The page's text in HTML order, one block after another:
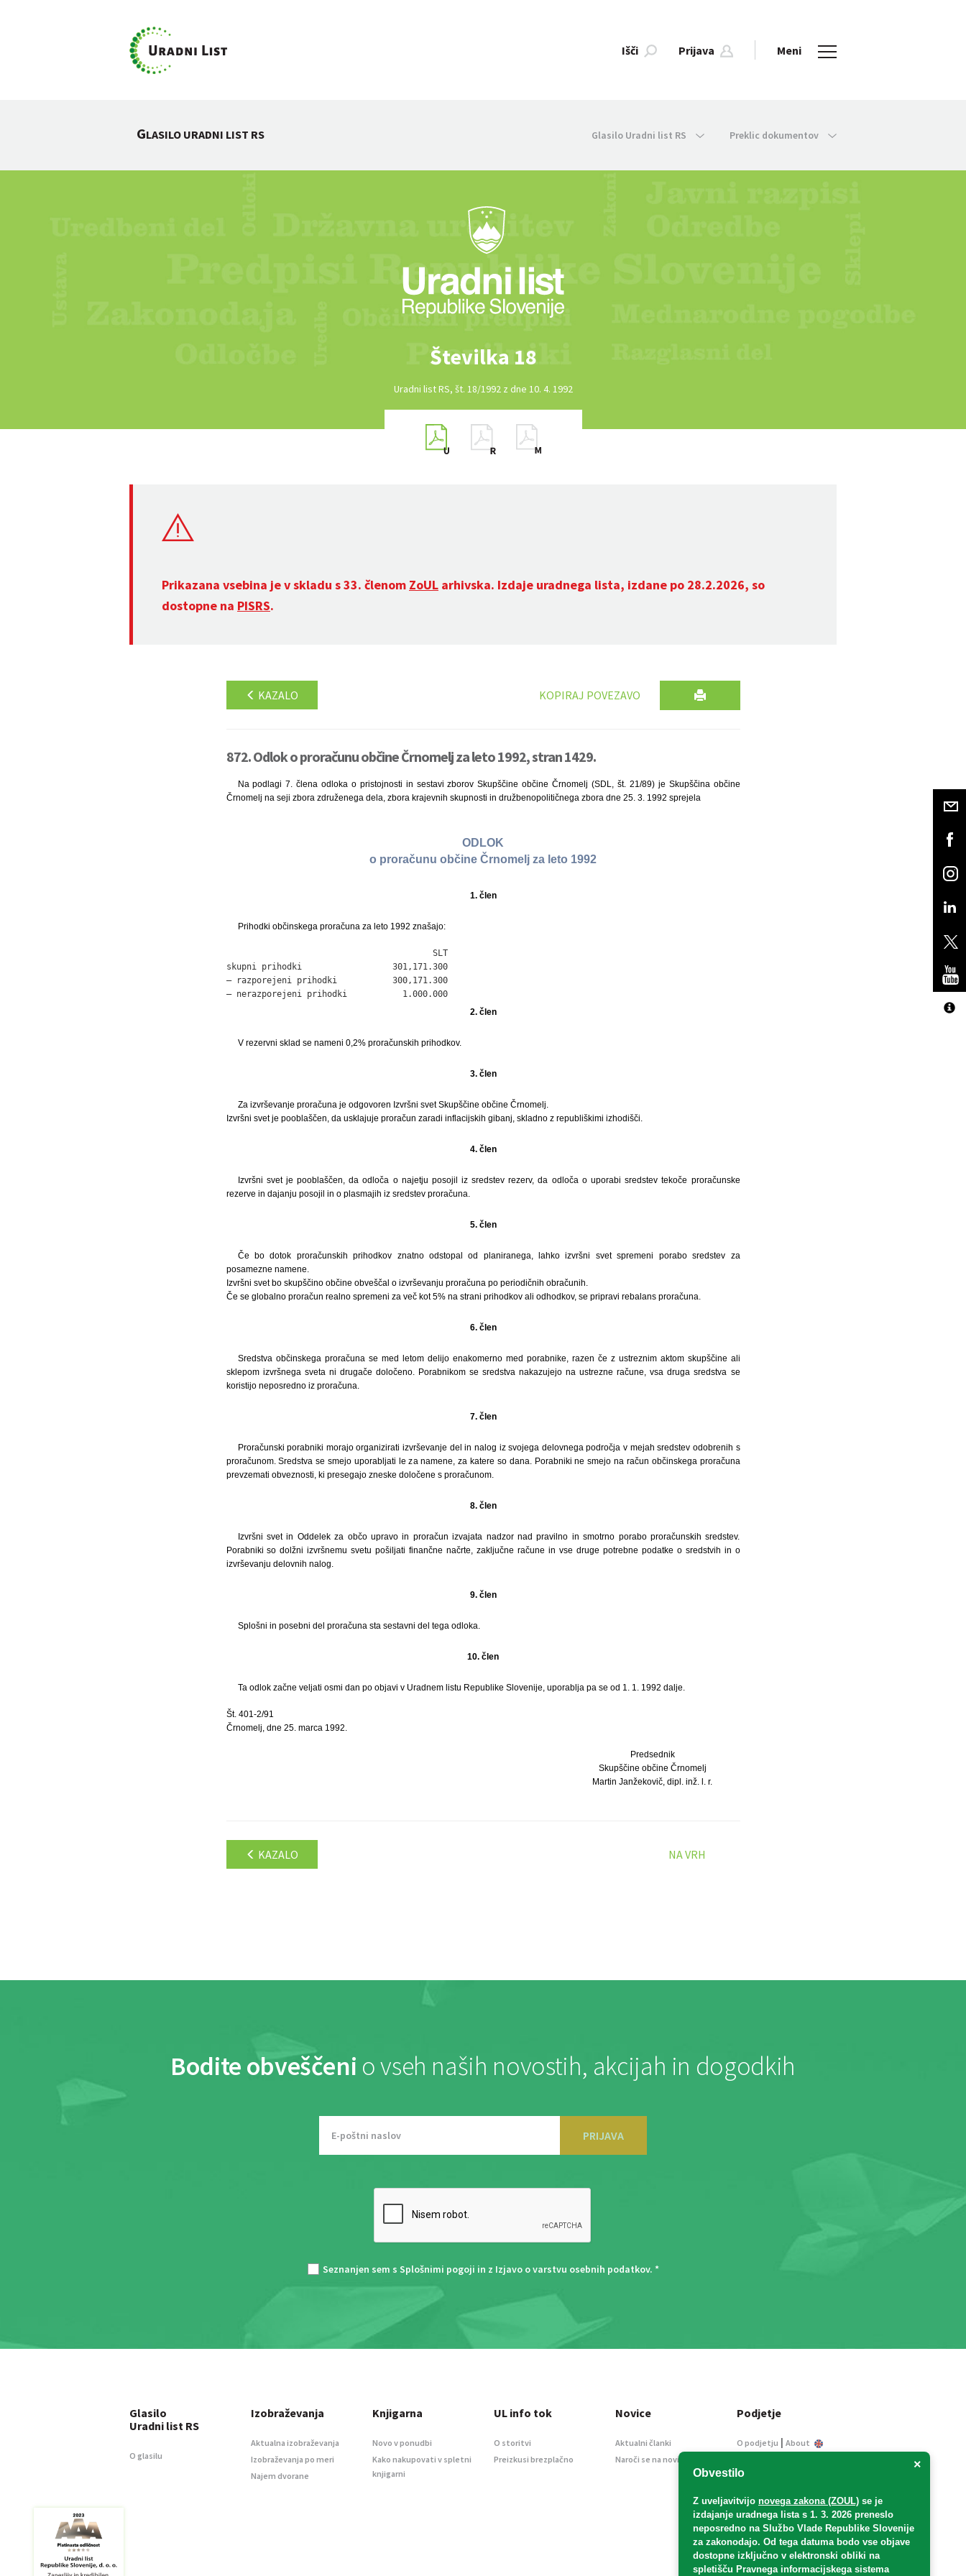
Išči Prijava Meni
GLASILO URADNI LIST RS Glasilo Uradni list RS Preklic dokumentov
Številka 18
Uradni list RS, št. 18/1992 z dne 10. 4. 1992
Prikazana vsebina je v skladu s 33. členom ZoUL arhivska. Izdaje uradnega lista, izdane po 28.2.2026, so
dostopne na PISRS.
KAZALO KOPIRAJ POVEZAVO
872. Odlok o proračunu občine Črnomelj za leto 1992, stran 1429.
Na podlagi 7. člena odloka o pristojnosti in sestavi zborov Skupščine občine Črnomelj (SDL, št. 21/89) je Skupščina občine
Črnomelj na seji zbora združenega dela, zbora krajevnih skupnosti in družbenopolitičnega zbora dne 25. 3. 1992 sprejela
ODLOK
o proračunu občine Črnomelj za leto 1992
1. člen
Prihodki občinskega proračuna za leto 1992 znašajo:
SLT
skupni prihodki                  301,171.300
– razporejeni prihodki           300,171.300
– nerazporejeni prihodki           1.000.000
2. člen
V rezervni sklad se nameni 0,2% proračunskih prihodkov.
3. člen
Za izvrševanje proračuna je odgovoren Izvršni svet Skupščine občine Črnomelj.
Izvršni svet je pooblaščen, da usklajuje proračun zaradi inflacijskih gibanj, skladno z republiškimi izhodišči.
4. člen
Izvršni svet je pooblaščen, da odloča o najetju posojil iz sredstev rezerv, da odloča o uporabi sredstev tekoče proračunske
rezerve in dajanju posojil in o plasmajih iz sredstev proračuna.
5. člen
Če bo dotok proračunskih prihodkov znatno odstopal od planiranega, lahko izvršni svet spremeni porabo sredstev za
posamezne namene.
Izvršni svet bo skupščino občine obveščal o izvrševanju proračuna po periodičnih obračunih.
Če se globalno proračun realno spremeni za več kot 5% na strani prihodkov ali odhodkov, se pripravi rebalans proračuna.
6. člen
Sredstva občinskega proračuna se med letom delijo enakomerno med porabnike, razen če z ustreznim aktom skupščine ali
sklepom izvršnega sveta ni drugače določeno. Porabnikom se sredstva nakazujejo na ustrezne račune, vsa druga sredstva se
koristijo neposredno iz proračuna.
7. člen
Proračunski porabniki morajo organizirati izvrševanje del in nalog iz svojega delovnega področja v mejah sredstev odobrenih s
proračunom. Sredstva se smejo uporabljati le za namene, za katere so dana. Porabniki ne smejo na račun občinskega proračuna
prevzemati obveznosti, ki presegajo zneske določene s proračunom.
8. člen
Izvršni svet in Oddelek za občo upravo in proračun izvajata nadzor nad pravilno in smotrno porabo proračunskih sredstev.
Porabniki so dolžni izvršnemu svetu pošiljati finančne načrte, zaključne račune in vse druge potrebne podatke o sredstvih in o
izvrševanju delovnih nalog.
9. člen
Splošni in posebni del proračuna sta sestavni del tega odloka.
10. člen
Ta odlok začne veljati osmi dan po objavi v Uradnem listu Republike Slovenije, uporablja pa se od 1. 1. 1992 dalje.
Št. 401-2/91
Črnomelj, dne 25. marca 1992.
Predsednik
Skupščine občine Črnomelj
Martin Janžekovič, dipl. inž. l. r.
KAZALO NA VRH
Bodite obveščeni o vseh naših novostih, akcijah in dogodkih
PRIJAVA
Seznanjen sem s Splošnimi pogoji in z Izjavo o varstvu osebnih podatkov. *
×
Obvestilo
Z uveljavitvijo novega zakona (ZOUL) se je
izdajanje uradnega lista s 1. 3. 2026 preneslo
neposredno na Službo Vlade Republike Slovenije
za zakonodajo. Od tega datuma bodo vse objave
dostopne izključno v elektronski obliki na
spletišču Pravnega informacijskega sistema
Glasilo
Uradni list RS
O glasilu
Izobraževanja
Aktualna izobraževanja
Izobraževanja po meri
Najem dvorane
Knjigarna
Novo v ponudbi
Kako nakupovati v spletni
knjigarni
UL info tok
O storitvi
Preizkusi brezplačno
Novice
Aktualni članki
Naroči se na novice
Podjetje
O podjetju | About
Informacije javnega
Oglaševanje
Splošni pogoji
Izjava o varstvu osebnih
podatkov
E-dražbe